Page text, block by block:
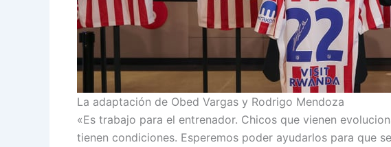
La adaptación de Obed Vargas y Rodrigo Mendoza
«Es trabajo para el entrenador. Chicos que vienen
tienen condiciones. Esperemos poder ayudarlos para que